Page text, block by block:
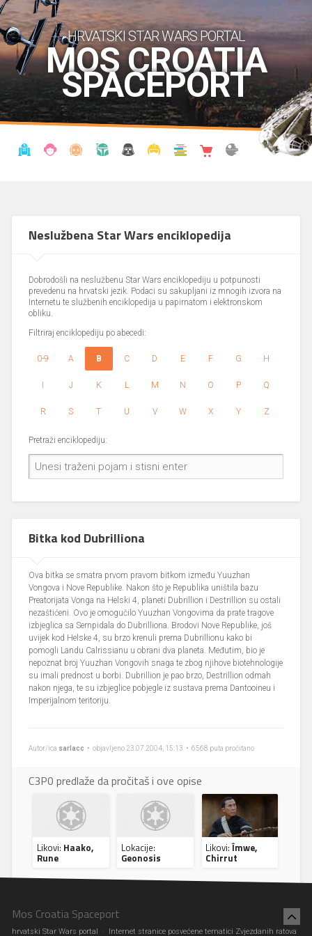
HRVATSKI STAR WARS PORTAL
MOS CROATIA
SPACEPORT
Neslužbena Star Wars enciklopedija
Dobrodošli na neslužbenu Star Wars enciklopediju u potpunosti
prevedenu na hrvatski jezik. Podaci su sakupljani iz mnogih izvora na
Internetu te službenih enciklopedija u papirnatom i elektronskom
obliku.
Filtriraj enciklopediju po abecedi:
0-9 A B C D E F G H
I J K L M N O P Q
R S T U V W X Y Z
Pretraži enciklopediju:
Bitka kod Dubrilliona
Ova bitka se smatra prvom pravom bitkom između Yuuzhan
Vongova i Nove Republike. Nakon što je Republika uništila bazu
Preatorijata Vonga na Helski 4, planeti Dubrillion i Destrillion su ostali
nezaštićeni. Ovo je omogučilo Yuuzhan Vongovima da prate tragove
izbjeglica sa Sernpidala do Dubrilliona. Brodovi Nove Republike, još
uvijek kod Helske 4, su brzo krenuli prema Dubrillionu kako bi
pomogli Landu Calrissianu u obrani dva planeta. Međutim, bio je
nepoznat broj Yuuzhan Vongovih snaga te zbog njihove biotehnologije
su imali prednost u borbi. Dubrillion je pao brzo, Destrillion odmah
nakon njega, te su izbjeglice pobjegle iz sustava prema Dantooineu i
Imperijalnom teritoriju.
Autor/ica sarlacc • objavljeno 23.07.2004, 15:13 • 6568 puta pročitano
C3P0 predlaže da pročitaš i ove opise
Likovi: Haako,
Rune
Lokacije:
Geonosis
Likovi:Îmwe,
Chirrut
Mos Croatia Spaceport
hrvatski Star Wars portal · Internet stranice posvećene tematici Zvjezdanih ratova